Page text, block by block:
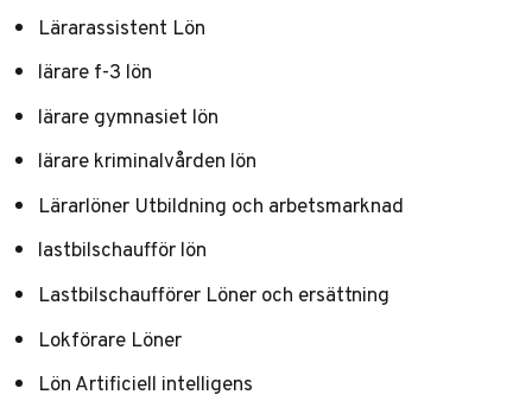
Lärarassistent Lön
lärare f-3 lön
lärare gymnasiet lön
lärare kriminalvården lön
Lärarlöner Utbildning och arbetsmarknad
lastbilschaufför lön
Lastbilschaufförer Löner och ersättning
Lokförare Löner
Lön Artificiell intelligens